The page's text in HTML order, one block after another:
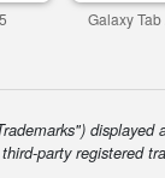
Galaxy
party registered